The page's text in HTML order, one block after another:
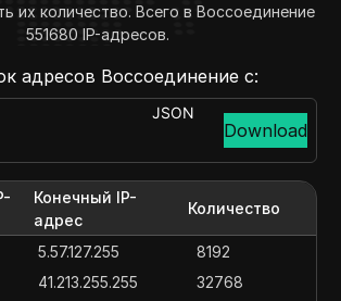
их количество. Всего в Воссоединение
551680 IP-адресов.
адресов Воссоединение с:
JSON
Download
Конечный IP-
адрес
Количество
5.57.127.255
8192
41.213.255.255
32768